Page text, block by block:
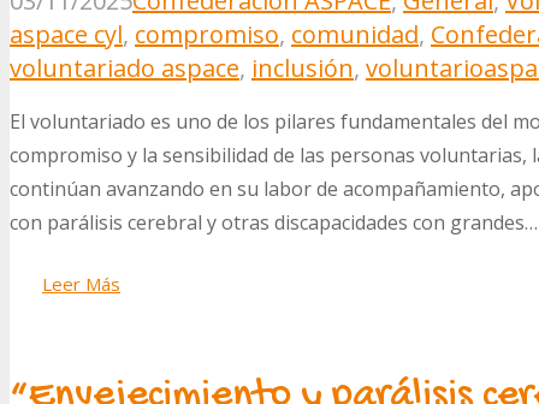
aspace cyl, compromiso, comunidad,
voluntariado aspace, inclusión, voluntario
El voluntariado es uno de los pilares fundamentales del
compromiso y la sensibilidad de las personas voluntarias,
continúan avanzando en su labor de acompañamiento,
con parálisis cerebral y otras discapacidades con grandes…
Leer Más